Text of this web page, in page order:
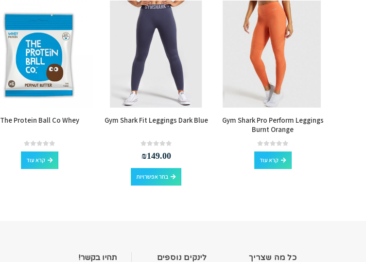
Gym Shark Pro Perform Leggings
Burnt Orange
0
out of 5
קרא עוד
Gym Shark Fit Leggings Dark Blue
₪149.00
בחר אפשרויות
למוצר זה יש מספר סוגים. ניתן לבחור את האפשרויות בעמוד המוצר
The Protein Ball Co Whey
0
out of 5
קרא עוד
כל מה שצריך לינקים נוספים תהיו בקשר!